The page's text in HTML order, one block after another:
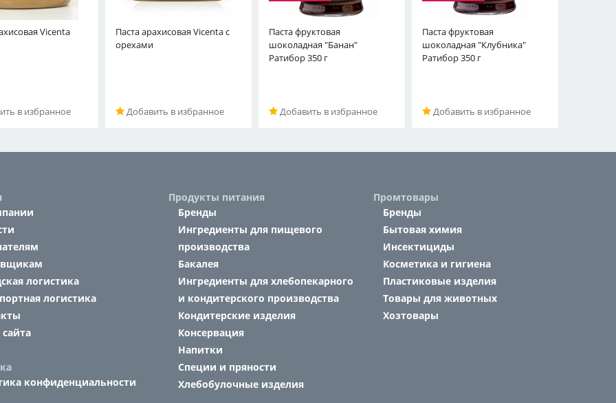
Vicenta
в избранное
Паста арахисовая Vicenta с
орехами
Добавить в избранное
Паста фруктовая
шоколадная "Банан"
Ратибор 350 г
Добавить в избранное
Паста фруктовая
шоколадная "Клубника"
Ратибор 350 г
Добавить в избранное
логистика
логистика
сайта
конфиденциальности
Продукты питания
Бренды
Ингредиенты для пищевого
производства
Бакалея
Ингредиенты для хлебопекарного
и кондитерского производства
Кондитерские изделия
Консервация
Напитки
Специи и пряности
Хлебобулочные изделия
Промтовары
Бренды
Бытовая химия
Инсектициды
Косметика и гигиена
Пластиковые изделия
Товары для животных
Хозтовары